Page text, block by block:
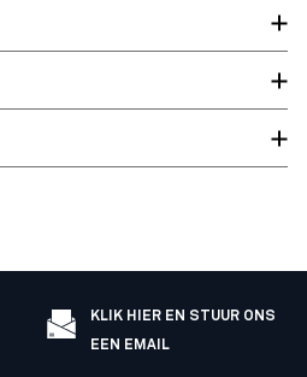
KLIK HIER EN STUUR ONS
EEN EMAIL